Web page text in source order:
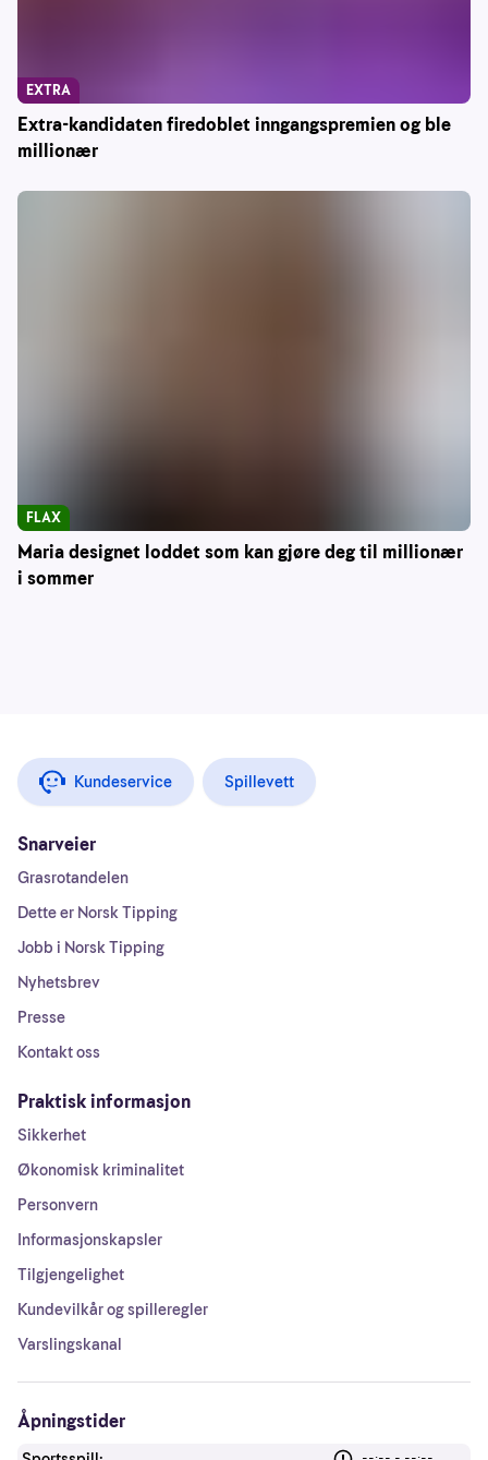
Extra-kandidaten firedoblet inngangspremien og ble
millionær
EXTRA
Maria designet loddet som kan gjøre deg til millionær
i sommer
FLAX
Kundeservice Spillevett
Snarveier
Grasrotandelen
Dette er Norsk Tipping
Jobb i Norsk Tipping
Nyhetsbrev
Presse
Kontakt oss
Praktisk informasjon
Sikkerhet
Økonomisk kriminalitet
Personvern
Informasjonskapsler
Tilgjengelighet
Kundevilkår og spilleregler
Varslingskanal
Åpningstider